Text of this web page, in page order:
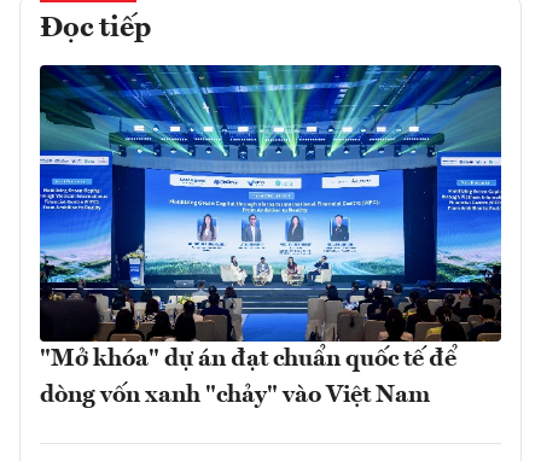
Đọc tiếp
"Mở khóa" dự án đạt chuẩn quốc tế để
dòng vốn xanh "chảy" vào Việt Nam